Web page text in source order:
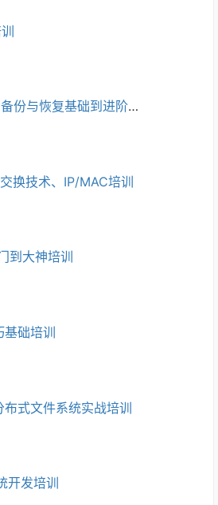
Oracle11g-RMAN备份与恢复基础到进阶培训
换技术、IP/MAC培训
到大神培训
础培训
布式文件系统实战培训
开发培训